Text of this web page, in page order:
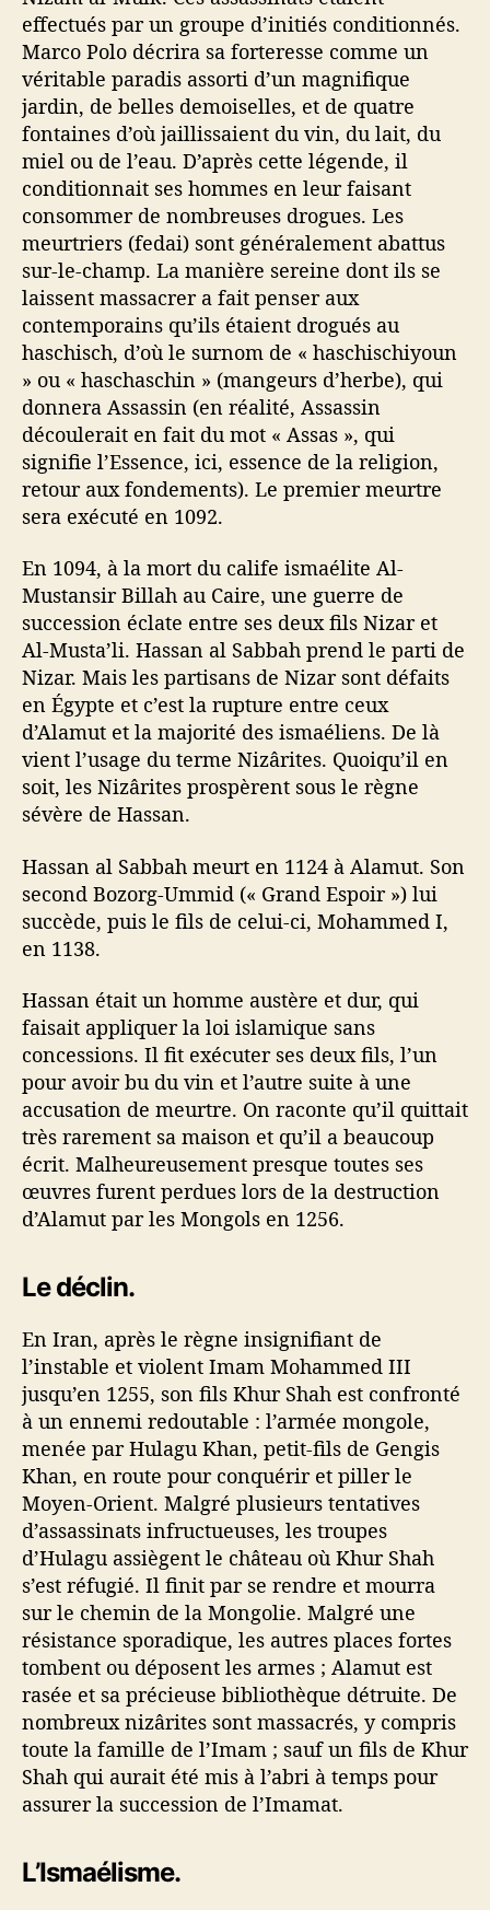
effectués par un groupe d’initiés conditionnés.
Marco Polo décrira sa forteresse comme un
véritable paradis assorti d’un magnifique
jardin, de belles demoiselles, et de quatre
fontaines d’où jaillissaient du vin, du lait, du
miel ou de l’eau. D’après cette légende, il
conditionnait ses hommes en leur faisant
consommer de nombreuses drogues. Les
meurtriers (fedai) sont généralement abattus
sur-le-champ. La manière sereine dont ils se
laissent massacrer a fait penser aux
contemporains qu’ils étaient drogués au
haschisch, d’où le surnom de « haschischiyoun
» ou « haschaschin » (mangeurs d’herbe), qui
donnera Assassin (en réalité, Assassin
découlerait en fait du mot « Assas », qui
signifie l’Essence, ici, essence de la religion,
retour aux fondements). Le premier meurtre
sera exécuté en 1092.
En 1094, à la mort du calife ismaélite Al-
Mustansir Billah au Caire, une guerre de
succession éclate entre ses deux fils Nizar et
Al-Musta’li. Hassan al Sabbah prend le parti de
Nizar. Mais les partisans de Nizar sont défaits
en Égypte et c’est la rupture entre ceux
d’Alamut et la majorité des ismaéliens. De là
vient l’usage du terme Nizârites. Quoiqu’il en
soit, les Nizârites prospèrent sous le règne
sévère de Hassan.
Hassan al Sabbah meurt en 1124 à Alamut. Son
second Bozorg-Ummid (« Grand Espoir ») lui
succède, puis le fils de celui-ci, Mohammed I,
en 1138.
Hassan était un homme austère et dur, qui
faisait appliquer la loi islamique sans
concessions. Il fit exécuter ses deux fils, l’un
pour avoir bu du vin et l’autre suite à une
accusation de meurtre. On raconte qu’il quittait
très rarement sa maison et qu’il a beaucoup
écrit. Malheureusement presque toutes ses
œuvres furent perdues lors de la destruction
d’Alamut par les Mongols en 1256.
Le déclin.
En Iran, après le règne insignifiant de
l’instable et violent Imam Mohammed III
jusqu’en 1255, son fils Khur Shah est confronté
à un ennemi redoutable : l’armée mongole,
menée par Hulagu Khan, petit-fils de Gengis
Khan, en route pour conquérir et piller le
Moyen-Orient. Malgré plusieurs tentatives
d’assassinats infructueuses, les troupes
d’Hulagu assiègent le château où Khur Shah
s’est réfugié. Il finit par se rendre et mourra
sur le chemin de la Mongolie. Malgré une
résistance sporadique, les autres places fortes
tombent ou déposent les armes ; Alamut est
rasée et sa précieuse bibliothèque détruite. De
nombreux nizârites sont massacrés, y compris
toute la famille de l’Imam ; sauf un fils de Khur
Shah qui aurait été mis à l’abri à temps pour
assurer la succession de l’Imamat.
L’Ismaélisme.